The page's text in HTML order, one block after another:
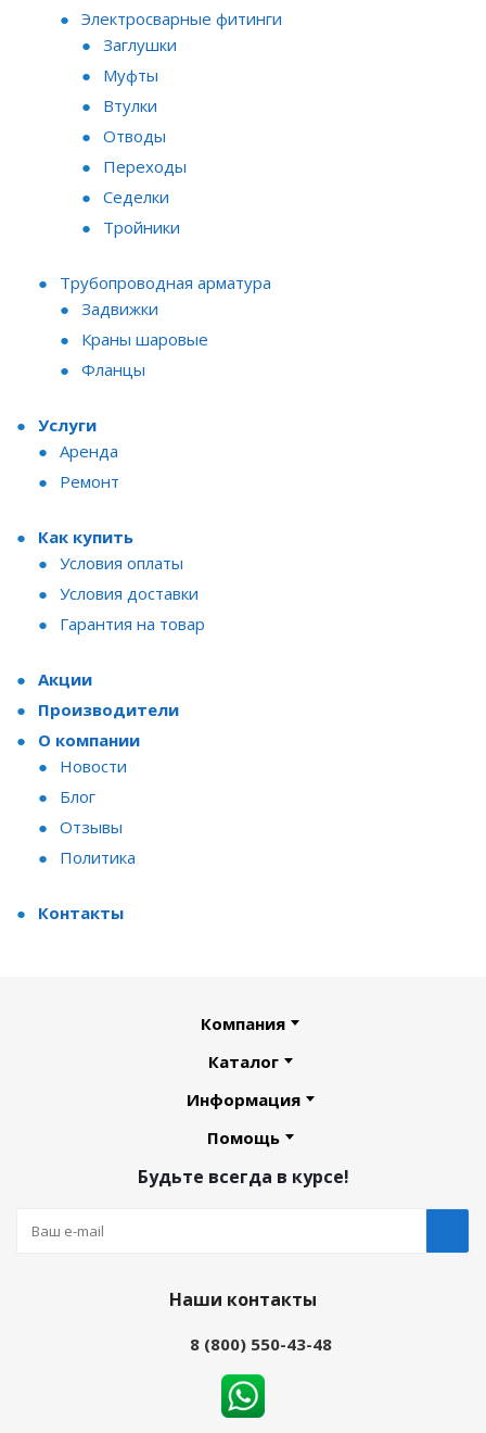
Электросварные фитинги
Заглушки
Муфты
Втулки
Отводы
Переходы
Седелки
Тройники
Трубопроводная арматура
Задвижки
Краны шаровые
Фланцы
Услуги
Аренда
Ремонт
Как купить
Условия оплаты
Условия доставки
Гарантия на товар
Акции
Производители
О компании
Новости
Блог
Отзывы
Политика
Контакты
Компания
Каталог
Информация
Помощь
Будьте всегда в курсе!
Наши контакты
8 (800) 550-43-48